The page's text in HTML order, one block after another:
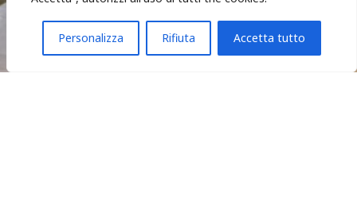
Personalizza Rifiuta Accetta tutto
Ci trovi in:
Via Roma 85, Empoli
Chiamaci:
(+39) 3714190897